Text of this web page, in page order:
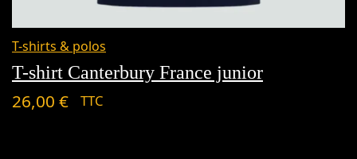
T-shirts & polos
T-shirt Canterbury France junior
26,00 € TTC